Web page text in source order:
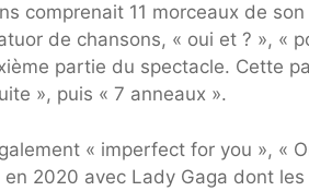
comprenait 11 morceaux de
de chansons, « oui et ? », «
partie du spectacle. Cette
», puis « 7 anneaux ».
« imperfect for you », «
2020 avec Lady Gaga dont